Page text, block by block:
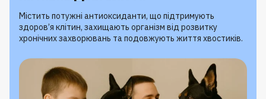
Містить потужні антиоксиданти, що підтримують
здоров’я клітин, захищають організм від розвитку
хронічних захворювань та подовжують життя хвостиків.